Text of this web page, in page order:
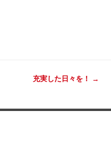
充実した日々を！ →